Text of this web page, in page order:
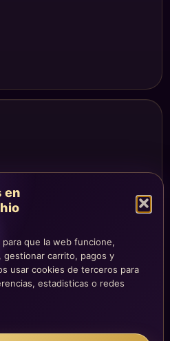
en
que la web funcione,
carrito, pagos y
usar cookies de terceros para
estadisticas o redes